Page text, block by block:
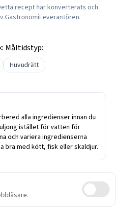
recept har konverterats och
GastronomiLeverantören.
Måltidstyp:
Huvudrätt
alla ingredienser innan du
istället för vatten för
och variera ingredienserna
bra med kött, fisk eller skaldjur.